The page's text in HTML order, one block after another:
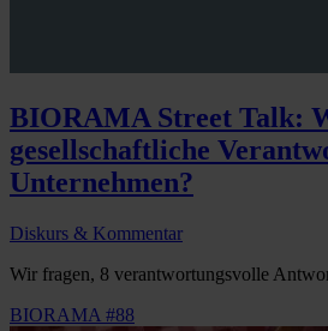
BIORAMA Street Talk:
gesellschaftliche
Unternehmen?
Diskurs & Kommentar
Wir fragen, 8 verantwortungsvolle
BIORAMA #88